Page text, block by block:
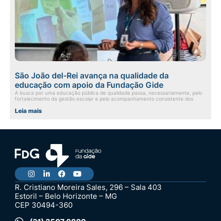
São João del-Rei avança na qualidade da
educação com apoio da Fundação Gide
A busca por uma educação pública de qualidade passa, necessariamente, pelo
fortalecimento da gestão escolar e pelo acompanhamento consistente dos
Leia mais
R. Cristiano Moreira Sales, 296 – Sala 403
Estoril – Belo Horizonte – MG
CEP 30494-360